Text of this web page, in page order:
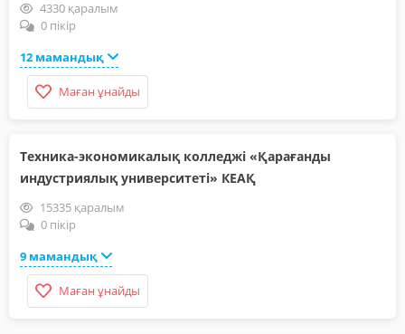
4330 қаралым
0 пікір
12 мамандық
Маған ұнайды
Техника-экономикалық колледжі «Қарағанды
индустриялық университеті» КЕАҚ
15335 қаралым
0 пікір
9 мамандық
Маған ұнайды